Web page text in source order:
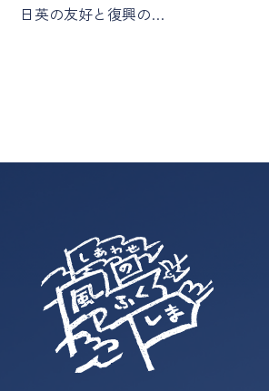
日英の友好と復興の…